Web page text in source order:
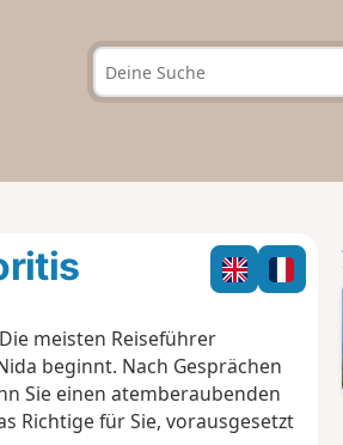
meisten Reiseführer
beginnt. Nach Gesprächen
Sie einen atemberaubenden
Richtige für Sie, vorausgesetzt